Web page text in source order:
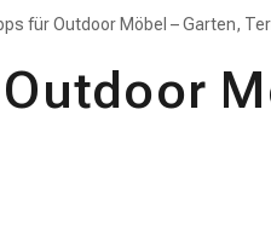
für Outdoor Möbel – Garten,